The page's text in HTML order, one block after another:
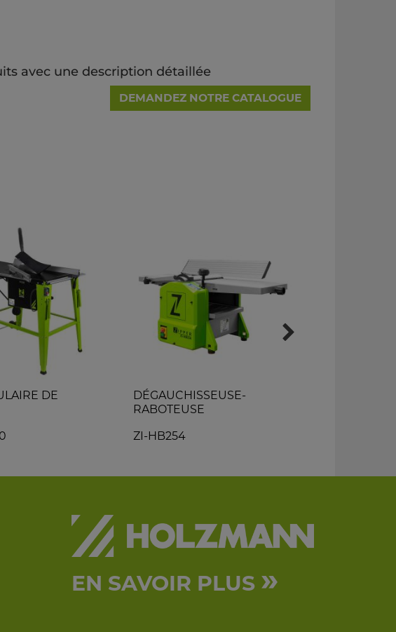
avec une description détaillée
DEMANDEZ NOTRE CATALOGUE
DE
DÉGAUCHISSEUSE-
RABOTEUSE
ZI-HB254
EN SAVOIR PLUS »